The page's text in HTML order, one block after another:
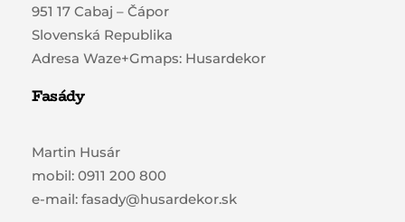
951 17 Cabaj – Čápor
Slovenská Republika
Adresa Waze+Gmaps: Husardekor
Fasády
Martin Husár
mobil: 0911 200 800
e-mail: fasady@husardekor.sk